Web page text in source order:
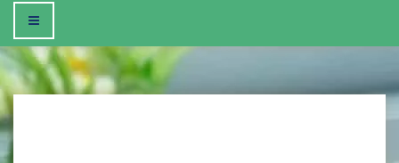
إضغط
للتصفح